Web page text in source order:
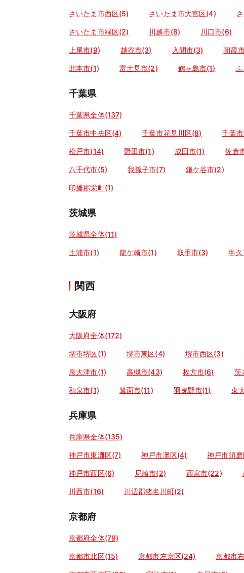
さいたま市西区(5) さいたま市大宮区(4)
さいたま市緑区(2) 川越市(8) 川口市(6)
上尾市(9) 越谷市(3) 入間市(3) 朝霞
北本市(1) 富士見市(2) 鶴ヶ島市(1)
千葉県
千葉県全体(137)
千葉市中央区(4) 千葉市花見川区(8) 千葉
松戸市(14) 野田市(1) 成田市(1) 佐倉
八千代市(5) 我孫子市(7) 鎌ケ谷市(2)
印旛郡栄町(1)
茨城県
茨城県全体(11)
土浦市(1) 龍ケ崎市(1) 取手市(3) 牛
関西
大阪府
大阪府全体(172)
堺市堺区(1) 堺市東区(4) 堺市西区(3)
泉大津市(1) 高槻市(43) 枚方市(6) 茨
和泉市(1) 箕面市(11) 羽曳野市(1) 東
兵庫県
兵庫県全体(135)
神戸市東灘区(7) 神戸市灘区(4) 神戸市須
神戸市西区(6) 尼崎市(2) 西宮市(22)
川西市(16) 川辺郡猪名川町(2)
京都府
京都府全体(79)
京都市北区(15) 京都市左京区(24) 京都市